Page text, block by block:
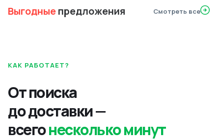
Выгодныепредложения Смотреть все
КАК РАБОТАЕТ?
От поиска
до доставки —
всегонесколько минут